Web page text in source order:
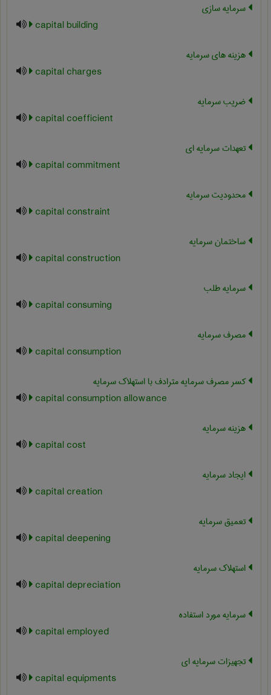
سرمایه سازی
capital building
هزینه های سرمایه
capital charges
ضریب سرمایه
capital coefficient
تعهدات سرمایه ای
capital commitment
محدودیت سرمایه
capital constraint
ساختمان سرمایه
capital construction
سرمایه طلب
capital consuming
مصرف سرمایه
capital consumption
کسر مصرف سرمایه مترادف با استهلاک سرمایه
capital consumption allowance
هزینه سرمایه
capital cost
ایجاد سرمایه
capital creation
تعمیق سرمایه
capital deepening
استهلاک سرمایه
capital depreciation
سرمایه مورد استفاده
capital employed
تجهیزات سرمایه ای
capital equipments